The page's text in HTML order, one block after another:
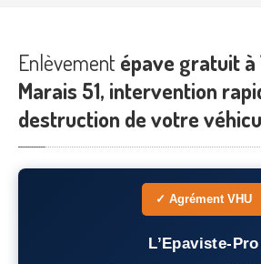
Recyclagevoiture usagée gratuit
Destructionde voiture agréé
Epaviste Gratuit
Rachatvoiture accidentée
Enlèvement épave gratuit
Marais 51, intervention
destruction de votre
✓ Agrément VHU
L’Epaviste-Pro